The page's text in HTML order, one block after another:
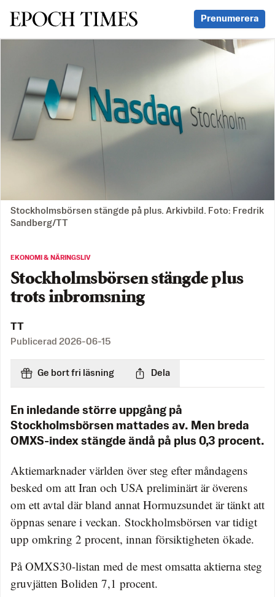
Svenska Epoch Times Prenumerera
Stockholmsbörsen stängde på plus. Arkivbild. Foto: Fredrik
Sandberg/TT
EKONOMI & NÄRINGSLIV
Stockholmsbörsen stängde plus
trots inbromsning
TT
Publicerad 2026-06-15
Ge bort fri läsning Dela
En inledande större uppgång på
Stockholmsbörsen mattades av. Men breda
OMXS-index stängde ändå på plus 0,3 procent.
Aktiemarknader världen över steg efter måndagens
besked om att Iran och USA preliminärt är överens
om ett avtal där bland annat Hormuzsundet är tänkt att
öppnas senare i veckan. Stockholmsbörsen var tidigt
upp omkring 2 procent, innan försiktigheten ökade.
På OMXS30-listan med de mest omsatta aktierna steg
gruvjätten Boliden 7,1 procent.